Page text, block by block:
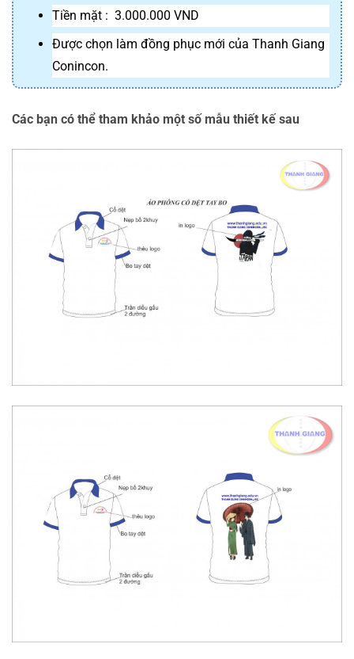
Tiền mặt :  3.000.000 VND
Được chọn làm đồng phục mới của Thanh Giang
Conincon.
Các bạn có thể tham khảo một số mẫu thiết kế sau